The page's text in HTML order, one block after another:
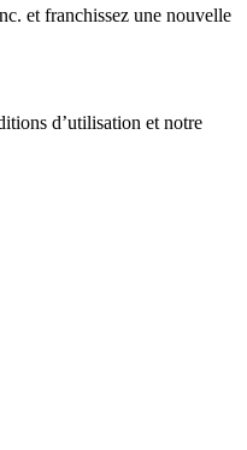
et franchissez une nouvelle
d’utilisation et notre